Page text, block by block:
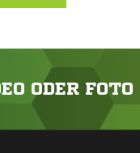
ODER FOTO